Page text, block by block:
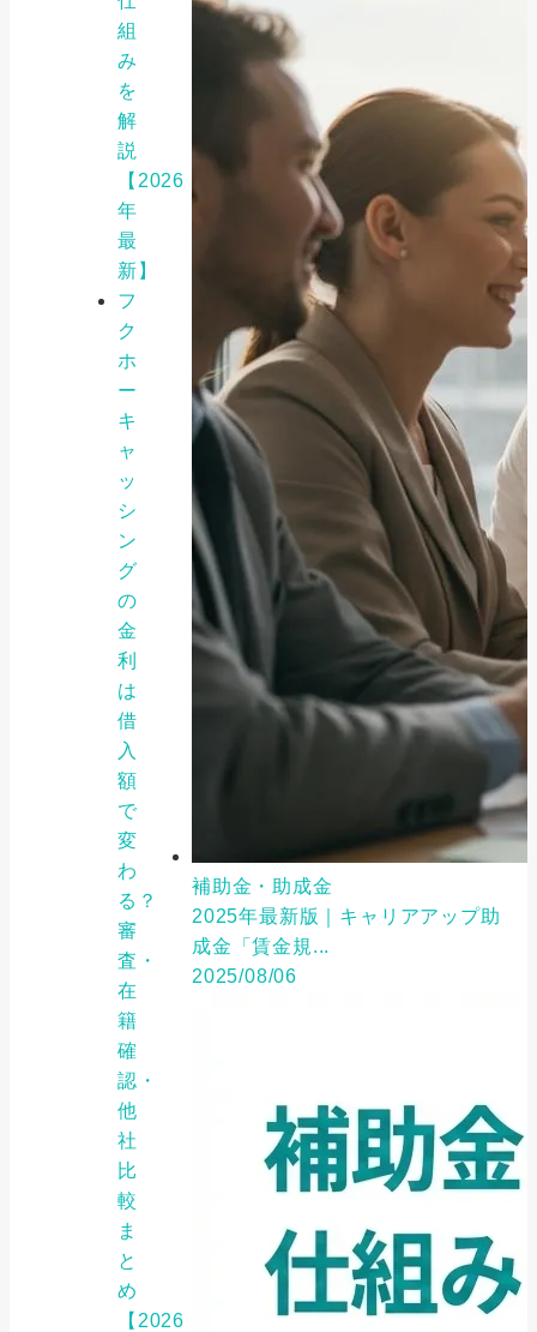
組
み
を
解
説
【2026
年
最
新】
フ
ク
ホ
ー
キ
ャ
ッ
シ
ン
グ
の
金
利
は
借
入
額
で
変
わ
る？
審
査・
在
籍
確
認・
他
社
比
較
ま
と
め
【2026
補助金・助成金
2025年最新版｜キャリアアップ助
成金「賃金規...
2025/08/06